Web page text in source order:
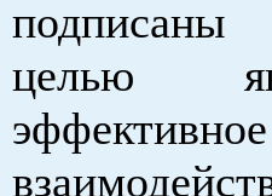
целью